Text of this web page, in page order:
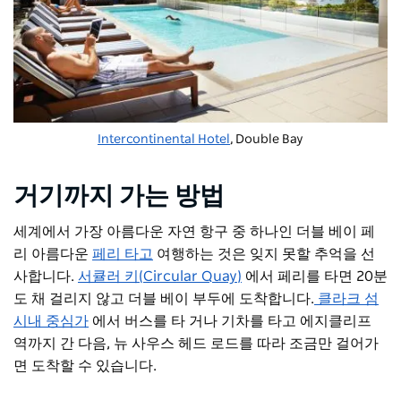
Intercontinental Hotel , Double Bay
거기까지 가는 방법
세계에서 가장 아름다운 자연 항구 중 하나인 더블 베이 페
리
아름다운 페리 타고 여행하는 것은 잊지 못할 추억을 선
사합니다. 서큘러 키(Circular Quay) 에서 페리를 타면 20분
도 채 걸리지 않고 더블 베이 부두에 도착합니다. 클라크 섬
시내 중심가 에서 버스를 타 거나 기차를 타고 에지클리프
역까지 간 다음, 뉴 사우스 헤드 로드를 따라 조금만 걸어가
면 도착할 수 있습니다.